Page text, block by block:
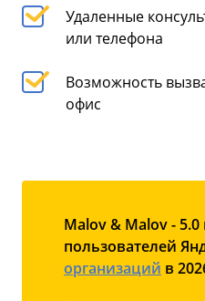
Удаленные
или телефона
Возможность
офис
Malov & Malov -
пользователей
организаций в